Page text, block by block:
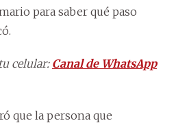
para saber qué paso
celular: Canal de WhatsApp
que la persona que